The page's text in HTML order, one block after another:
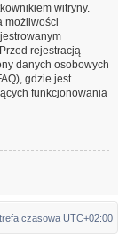
witryny.
możliwości
rejestracją
danych osobowych
gdzie jest
funkcjonowania
czasowa UTC+02:00